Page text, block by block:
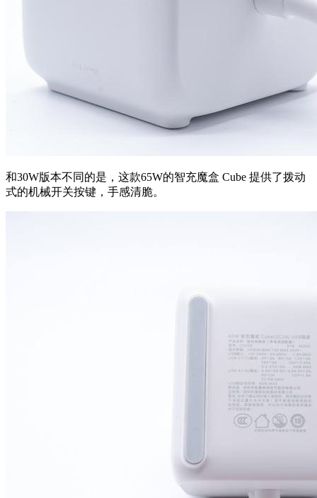
和30W版本不同的是，这款65W的智充魔盒 Cube 提供了拨动
式的机械开关按键，手感清脆。